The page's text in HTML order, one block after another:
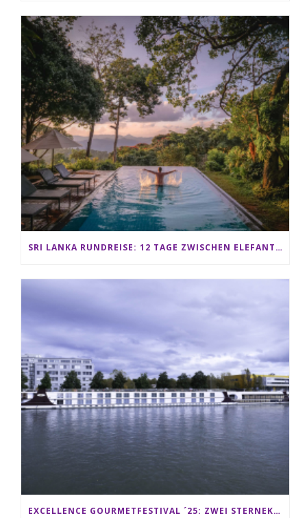
SRI LANKA RUNDREISE: 12 TAGE ZWISCHEN ELEFANTEN, TEEPLANTAGEN & STRAND ALS FAMILIE
EXCELLENCE GOURMETFESTIVAL ´25: ZWEI STERNEKÖCHE ANTONIO GUIDA & DARIO MORESCO VERWÖHNEN IHRE GÄSTE AUF EINER LUXERIÖSEN SCHIFFSREISE